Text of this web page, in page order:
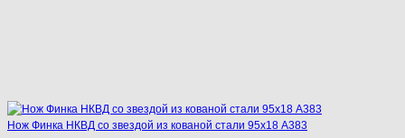
Нож Финка НКВД со звездой из кованой стали 95х18 A383